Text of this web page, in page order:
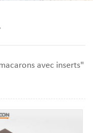
avec inserts"